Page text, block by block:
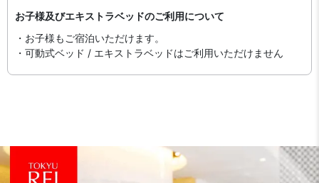
お子様及びエキストラベッドのご利用について
・お子様もご宿泊いただけます。
・可動式ベッド / エキストラベッドはご利用いただけません